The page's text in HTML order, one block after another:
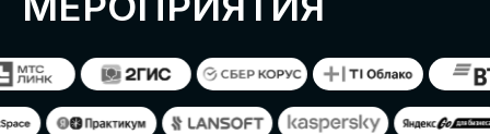
ЗАЯВКУ
Оставьте заявку, наши менеджеры
свяжутся с вами